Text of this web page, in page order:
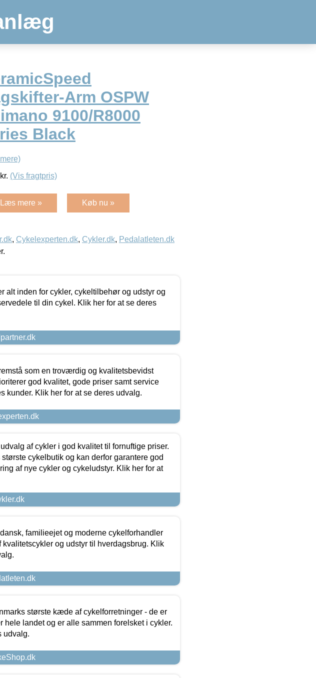
Arm OSPW
9100/R8000
Black
kr. (Vis fragtpris)
Læs mere » Køb nu »
, Cykelexperten.dk, Cykler.dk, Pedalatleten.dk
alt inden for cykler, cykeltilbehør og udstyr og
til din cykel. Klik her for at se deres
som en troværdig og kvalitetsbevidst
god kvalitet, gode priser samt service
kunder. Klik her for at se deres udvalg.
af cykler i god kvalitet til fornuftige priser.
cykelbutik og kan derfor garantere god
af nye cykler og cykeludstyr. Klik her for at
familieejet og moderne cykelforhandler
kvalitetscykler og udstyr til hverdagsbrug. Klik
største kæde af cykelforretninger - de er
hele landet og er alle sammen forelsket i cykler.
udvalg.